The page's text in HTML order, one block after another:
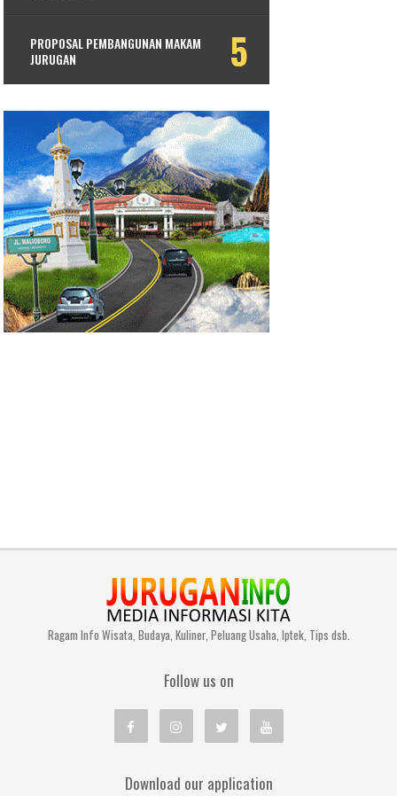
PROPOSAL PEMBANGUNAN MAKAM
JURUGAN
Ragam Info Wisata, Budaya, Kuliner, Peluang Usaha, Iptek, Tips dsb.
Follow us on
Download our application